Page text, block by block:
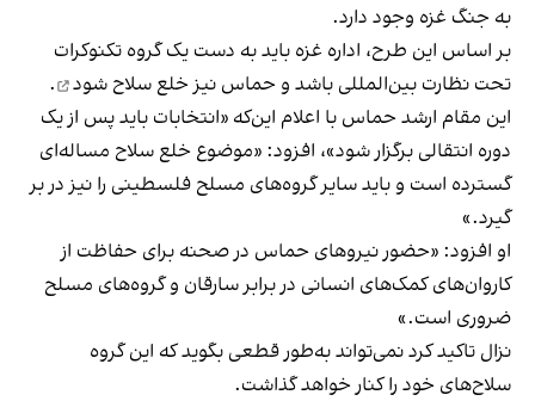
به جنگ غزه وجود دارد.
بر اساس این طرح، اداره غزه باید به دست یک گروه تکنوکرات
تحت نظارت بین‌المللی باشد وحماس نیز خلع سلاح شود
.
این مقام ارشد حماس با اعلام این‌که «انتخابات باید پس از یک
دوره انتقالی برگزار شود»، افزود: «موضوع خلع سلاح مساله‌ای
گسترده است و باید سایر گروه‌های مسلح فلسطینی را نیز در بر
گیرد.»
او افزود: «حضور نیروهای حماس در صحنه برای حفاظت از
کاروان‌های کمک‌های انسانی در برابر سارقان و گروه‌های مسلح
ضروری است.»
نزال تاکید کرد نمی‌تواند به‌طور قطعی بگوید که این گروه
سلاح‌های خود را کنار خواهد گذاشت.